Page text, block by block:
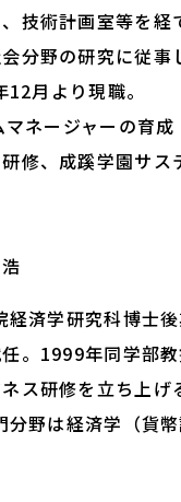
技術計画室等を
分野の研究に従
月より現職。
ネージャーの育
修、成蹊学園サ
済学研究科博士
。1999年同学部
ス研修を立ち上
野は経済学（貨